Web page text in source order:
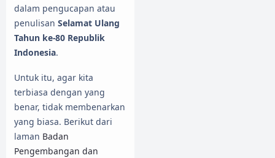
dalam pengucapan atau
penulisan Selamat Ulang
Tahun ke-80 Republik
Indonesia.
Untuk itu, agar kita
terbiasa dengan yang
benar, tidak membenarkan
yang biasa. Berikut dari
laman Badan
Pengembangan dan